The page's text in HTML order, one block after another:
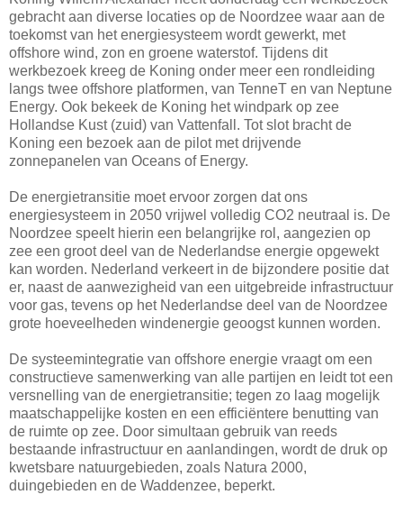
gebracht aan diverse locaties op de Noordzee waar aan de
toekomst van het energiesysteem wordt gewerkt, met
offshore wind, zon en groene waterstof. Tijdens dit
werkbezoek kreeg de Koning onder meer een rondleiding
langs twee offshore platformen, van TenneT en van Neptune
Energy. Ook bekeek de Koning het windpark op zee
Hollandse Kust (zuid) van Vattenfall. Tot slot bracht de
Koning een bezoek aan de pilot met drijvende
zonnepanelen van Oceans of Energy.
De energietransitie moet ervoor zorgen dat ons
energiesysteem in 2050 vrijwel volledig CO2 neutraal is. De
Noordzee speelt hierin een belangrijke rol, aangezien op
zee een groot deel van de Nederlandse energie opgewekt
kan worden. Nederland verkeert in de bijzondere positie dat
er, naast de aanwezigheid van een uitgebreide infrastructuur
voor gas, tevens op het Nederlandse deel van de Noordzee
grote hoeveelheden windenergie geoogst kunnen worden.
De systeemintegratie van offshore energie vraagt om een
constructieve samenwerking van alle partijen en leidt tot een
versnelling van de energietransitie; tegen zo laag mogelijk
maatschappelijke kosten en een efficiëntere benutting van
de ruimte op zee. Door simultaan gebruik van reeds
bestaande infrastructuur en aanlandingen, wordt de druk op
kwetsbare natuurgebieden, zoals Natura 2000,
duingebieden en de Waddenzee, beperkt.